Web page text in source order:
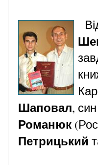
Шаповал,
Романюк
Петрицький